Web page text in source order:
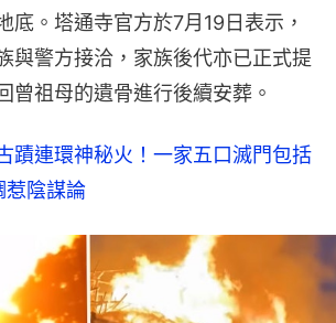
底。塔通寺官方於7月19日表示，
與警方接洽，家族後代亦已正式提
曾祖母的遺骨進行後續安葬。
蹟連環神秘火！一家五口滅門包括
惹陰謀論